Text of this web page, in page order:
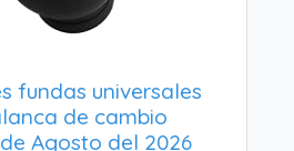
fundas universales
de cambio
Agosto del 2026